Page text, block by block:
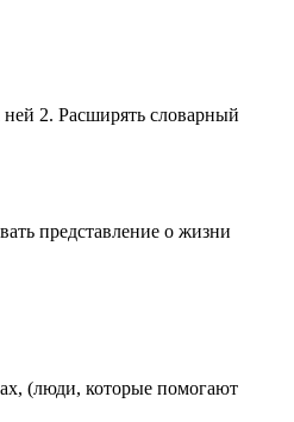
2. Расширять словарный
представление о жизни
(люди, которые помогают